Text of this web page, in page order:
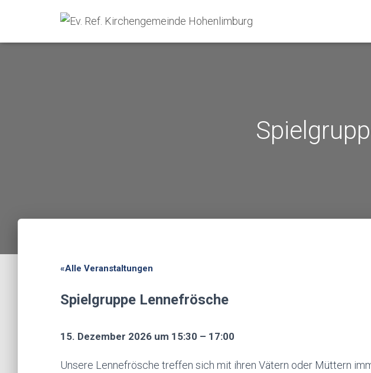
«Alle Veranstaltungen
Spielgruppe Lennefrösche
15. Dezember 2026 um 15:30 – 17:00
Unsere Lennefrösche treffen sich mit ihren Vätern oder Müttern